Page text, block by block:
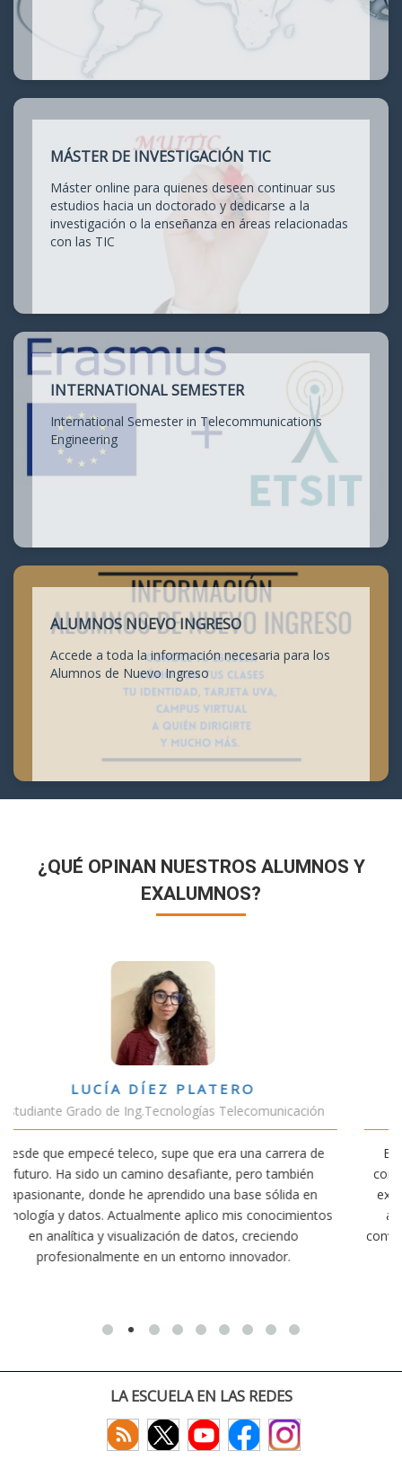
MÁSTER DE INVESTIGACIÓN TIC
Máster online para quienes deseen continuar sus
estudios hacia un doctorado y dedicarse a la
investigación o la enseñanza en áreas relacionadas
con las TIC
INTERNATIONAL SEMESTER
International Semester in Telecommunications
Engineering
ALUMNOS NUEVO INGRESO
Accede a toda la información necesaria para los
Alumnos de Nuevo Ingreso
¿QUÉ OPINAN NUESTROS ALUMNOS Y
EXALUMNOS?
de
en
VÍCTOR SÁNCHEZ VALENCIA
Estudiante Doble Grado Teleco-ADE
Estudiar teleco me ha permitido comprender cómo la
conectividad afecta nuestra vida diaria. Aunque la
exige esfuerzo, he dedicado parte de mi tiempo a
actividades como el salvamento y socorrismo. Estoy
convencido de que elegir teleco ha sido una de las
decisiones que he tomado.
LA ESCUELA EN LAS REDES